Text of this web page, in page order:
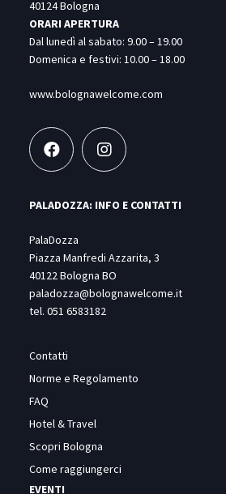
40124 Bologna
ORARI APERTURA
Dal lunedì al sabato: 9.00 – 19.00
Domenica e festivi: 10.00 – 18.00
www.bolognawelcome.com
PALADOZZA: INFO E CONTATTI
PalaDozza
Piazza Manfredi Azzarita, 3
40122 Bologna BO
paladozza@bolognawelcome.it
tel. 051 6583182
Contatti
Norme e Regolamento
FAQ
Hotel & Travel
Scopri Bologna
Come raggiungerci
EVENTI